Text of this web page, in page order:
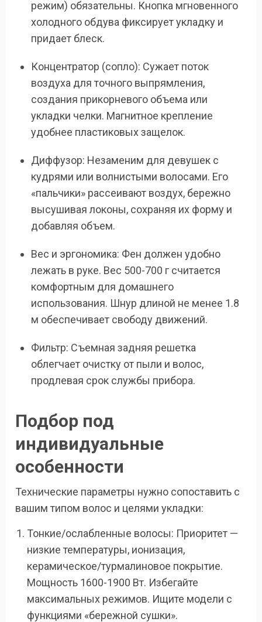
режим) обязательны. Кнопка мгновенного
холодного обдува фиксирует укладку и
придает блеск.
Концентратор (сопло): Сужает поток
воздуха для точного выпрямления,
создания прикорневого объема или
укладки челки. Магнитное крепление
удобнее пластиковых защелок.
Диффузор: Незаменим для девушек с
кудрями или волнистыми волосами. Его
«пальчики» рассеивают воздух, бережно
высушивая локоны, сохраняя их форму и
добавляя объем.
Вес и эргономика: Фен должен удобно
лежать в руке. Вес 500-700 г считается
комфортным для домашнего
использования. Шнур длиной не менее 1.8
м обеспечивает свободу движений.
Фильтр: Съемная задняя решетка
облегчает очистку от пыли и волос,
продлевая срок службы прибора.
Подбор под
индивидуальные
особенности
Технические параметры нужно сопоставить с
вашим типом волос и целями укладки:
Тонкие/ослабленные волосы: Приоритет —
низкие температуры, ионизация,
керамическое/турмалиновое покрытие.
Мощность 1600-1900 Вт. Избегайте
максимальных режимов. Ищите модели с
функциями «бережной сушки».